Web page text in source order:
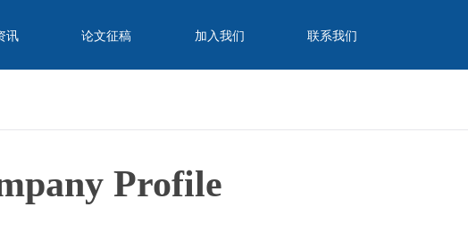
讯 论文征稿 加入我们 联系我们
Profile